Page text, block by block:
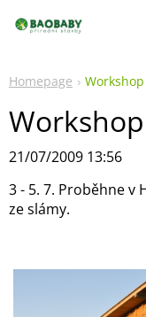
Homepage
21/07/2009 13:56
3 - 5. 7. Proběhne v
ze slámy.